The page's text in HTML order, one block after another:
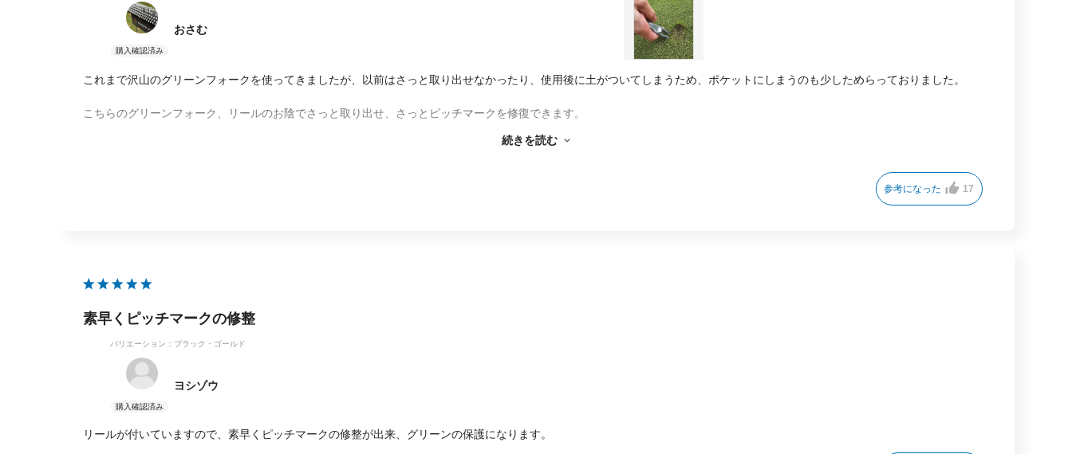
おさむ
これまで沢山のグリーンフォークを使ってきましたが、以前はさっと取り出せなかったり、使用後に土がついてしまうため、ポケットにしまうのも少しためらっておりました。
こちらのグリーンフォーク、リールのお陰でさっと取り出せ、さっとピッチマークを修復できます。
ラウンド中ベルトに付けているため収納にも困らず、本当にスマートに使いこなせます！続きを読む
参考になった 17
素早くピッチマークの修整
バリエーション：ブラック・ゴールド
ヨシゾウ
リールが付いていますので、素早くピッチマークの修整が出来、グリーンの保護になります。